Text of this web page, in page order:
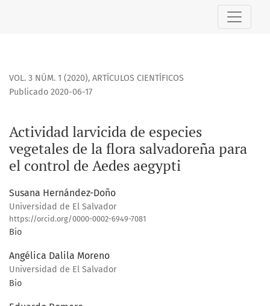
Actividad larvicida de especies vegetales de la flora
VOL. 3 NÚM. 1 (2020), ARTÍCULOS CIENTÍFICOS
Actividad larvicida de especies
vegetales de la flora salvadoreña para
el control de Aedes aegypti
Publicado 2020-06-17
Susana Hernández-Doño
Universidad de El Salvador
https://orcid.org/0000-0002-6949-7081
Bio
Angélica Dalila Moreno
Universidad de El Salvador
Bio